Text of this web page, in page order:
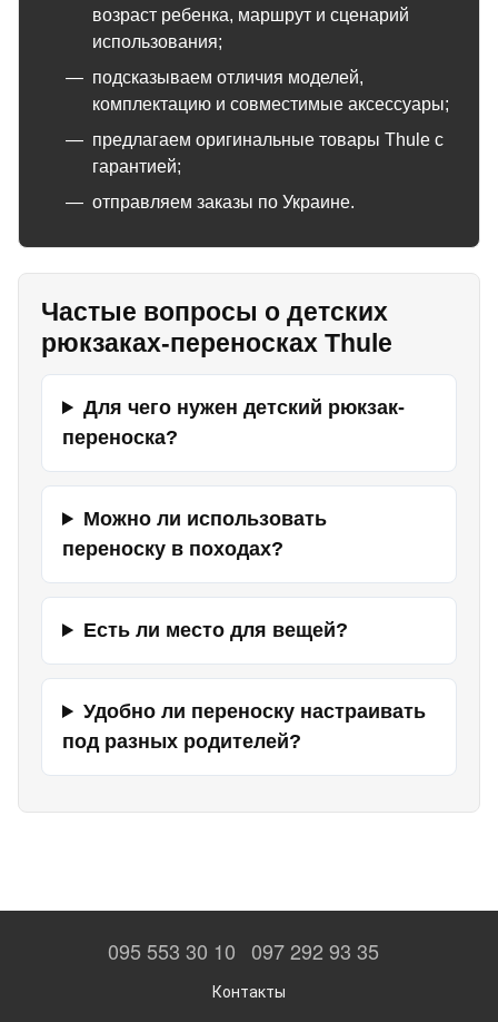
возраст ребенка, маршрут и сценарий
использования;
подсказываем отличия моделей,
комплектацию и совместимые аксессуары;
предлагаем оригинальные товары Thule с
гарантией;
отправляем заказы по Украине.
Частые вопросы о детских
рюкзаках-переносках Thule
Для чего нужен детский рюкзак-
переноска?
Можно ли использовать
переноску в походах?
Есть ли место для вещей?
Удобно ли переноску настраивать
под разных родителей?
095 553 30 10 097 292 93 35
Контакты